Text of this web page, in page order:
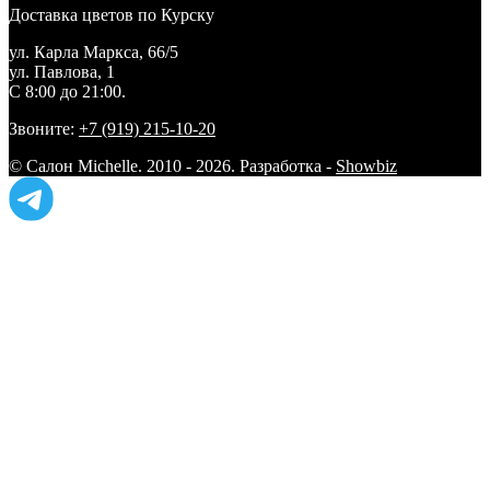
Доставка цветов по Курску
ул. Карла Маркса, 66/5
ул. Павлова, 1
С 8:00 до 21:00.
Звоните: +7 (919) 215-10-20
© Салон Michelle. 2010 - 2026. Разработка - Showbiz